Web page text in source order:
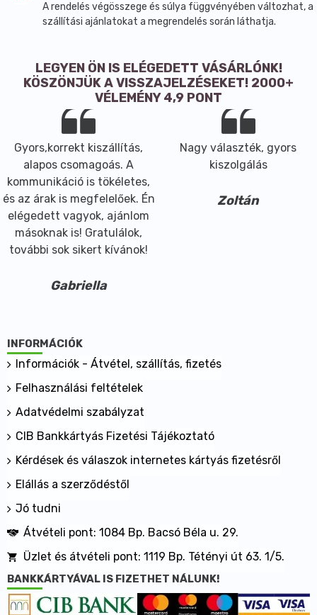
A rendelés végösszege és súlya függvényében változhat, a
szállítási ajánlatokat a megrendelés során láthatja.
LEGYEN ÖN IS ELÉGEDETT VÁSÁRLÓNK!
KÖSZÖNJÜK A VISSZAJELZÉSEKET! 2000+
VÉLEMÉNY 4,9 PONT
Gyors,korrekt kiszállítás,
alapos csomagoás. A
kommunikáció is tökéletes,
és az árak is megfelelőek. Én
elégedett vagyok, ajánlom
másoknak is! Gratulálok,
további sok sikert kívánok!
Gabriella
Nagy választék, gyors
kiszolgálás
Zoltán
INFORMÁCIÓK
Információk - Átvétel, szállítás, fizetés
Felhasználási feltételek
Adatvédelmi szabályzat
CIB Bankkártyás Fizetési Tájékoztató
Kérdések és válaszok internetes kártyás fizetésről
Elállás a szerződéstől
Jó tudni
Átvételi pont: 1084 Bp. Bacsó Béla u. 29.
Üzlet és átvételi pont: 1119 Bp. Tétényi út 63. 1/5.
BANKKÁRTYÁVAL IS FIZETHET NÁLUNK!